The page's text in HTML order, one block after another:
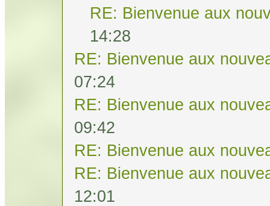
RE: Bienvenue aux
14:28
RE: Bienvenue aux
07:24
RE: Bienvenue aux
09:42
RE: Bienvenue aux
RE: Bienvenue aux
12:01